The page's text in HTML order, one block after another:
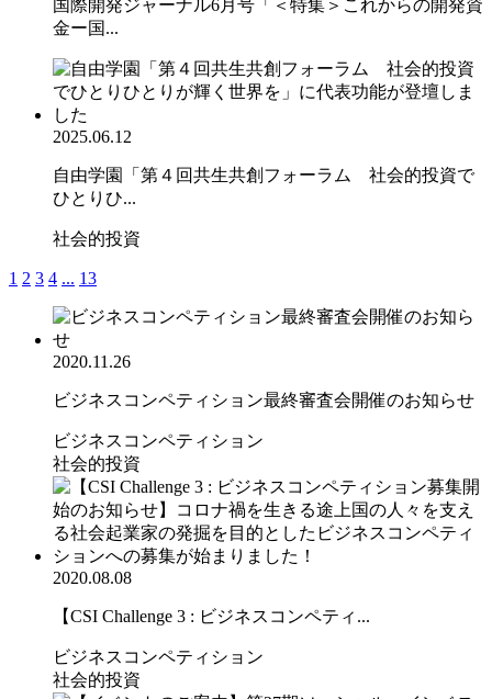
国際開発ジャーナル6月号「＜特集＞これからの開発資
金ー国...
2025.06.12
自由学園「第４回共生共創フォーラム 社会的投資で
ひとりひ...
社会的投資
1 2 3 4 ... 13
2020.11.26
ビジネスコンペティション最終審査会開催のお知らせ
ビジネスコンペティション
社会的投資
2020.08.08
【CSI Challenge 3 : ビジネスコンペティ...
ビジネスコンペティション
社会的投資